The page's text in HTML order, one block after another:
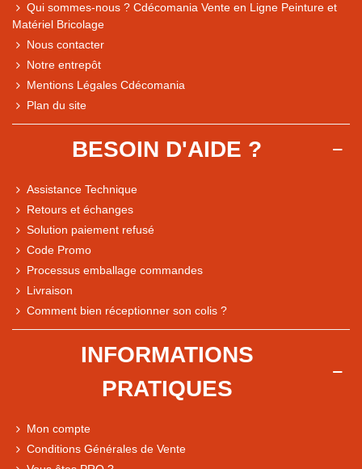
Comparaison des performances du magasin
Express, Chez vous, Point relais, Retrait magasin
Qui sommes-nous ? Cdécomania Vente en Ligne Peinture et
Matériel Bricolage
Nous contacter
Notre entrepôt
Mentions Légales Cdécomania
Plan du site
BESOIN D'AIDE ?
Assistance Technique
Retours et échanges
Solution paiement refusé
Code Promo
Processus emballage commandes
Livraison
Comment bien réceptionner son colis ?
INFORMATIONS
PRATIQUES
Mon compte
Conditions Générales de Vente